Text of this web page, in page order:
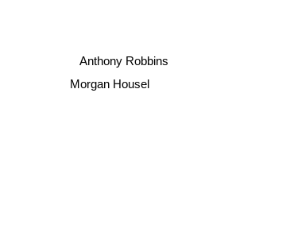
Anthony Robbins
Morgan Housel